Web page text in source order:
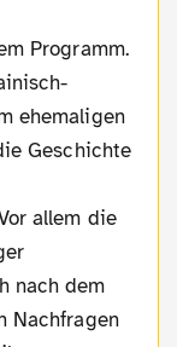
ehemaligen
Geschichte
allem die
nach dem
Nachfragen